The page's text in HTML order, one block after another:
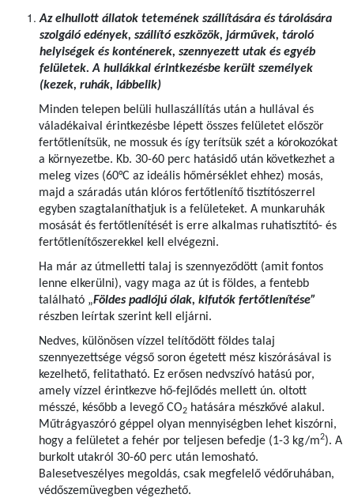
Az elhullott állatok tetemének szállítására és tárolására
szolgáló edények, szállító eszközök, járművek, tároló
helyiségek és konténerek, szennyezett utak és egyéb
felületek. A hullákkal érintkezésbe került személyek
(kezek, ruhák, lábbelik)
Minden telepen belüli hullaszállítás után a hullával és
váladékaival érintkezésbe lépett összes felületet először
fertőtlenítsük, ne mossuk és így terítsük szét a kórokozókat
a környezetbe. Kb. 30-60 perc hatásidő után következhet a
meleg vizes (60°C az ideális hőmérséklet ehhez) mosás,
majd a száradás után klóros fertőtlenítő tisztítószerrel
egyben szagtalaníthatjuk is a felületeket. A munkaruhák
mosását és fertőtlenítését is erre alkalmas ruhatisztító- és
fertőtlenítőszerekkel kell elvégezni.
Ha már az útmelletti talaj is szennyeződött (amit fontos
lenne elkerülni), vagy maga az út is földes, a fentebb
található „Földes padlójú ólak, kifutók fertőtlenítése”
részben leírtak szerint kell eljárni.
Nedves, különösen vízzel telítődött földes talaj
szennyezettsége végső soron égetett mész kiszórásával is
kezelhető, felitatható. Ez erősen nedvszívó hatású por,
amely vízzel érintkezve hő-fejlődés mellett ún. oltott
mésszé, később a levegő CO2 hatására mészkővé alakul.
Műtrágyaszóró géppel olyan mennyiségben lehet kiszórni,
hogy a felületet a fehér por teljesen befedje (1-3 kg/m2). A
burkolt utakról 30-60 perc után lemosható.
Balesetveszélyes megoldás, csak megfelelő védőruhában,
védőszemüvegben végezhető.